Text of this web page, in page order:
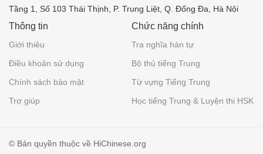
Tầng 1, Số 103 Thái Thịnh, P. Trung Liệt, Q. Đống Đa, Hà Nội
Thông tin
Giới thiệu
Điều khoản sử dụng
Chính sách bảo mật
Trợ giúp
Chức năng chính
Tra nghĩa hán tự
Bộ thủ tiếng Trung
Từ vựng Tiếng Trung
Học tiếng Trung & Luyện thi HSK
© Bản quyền thuộc về HiChinese.org